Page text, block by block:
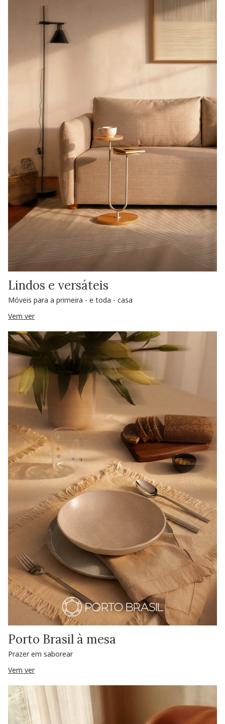
Lindos e versáteis
Móveis para a primeira - e toda - casa
Vem ver
Porto Brasil à mesa
Prazer em saborear
Vem ver